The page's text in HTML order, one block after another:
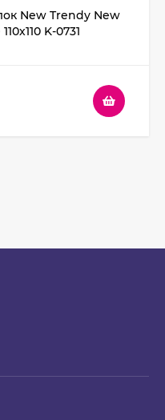
New Trendy New
K-0731